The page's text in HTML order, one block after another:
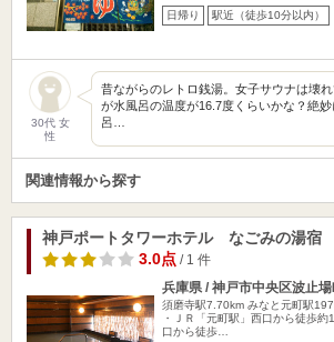
日帰り 駅近（徒歩10分以内）
30代 女
性
昔ながらのレトロ銭湯。女子サウナは壊
が水風呂の温度が16.7度くらいかな？絶
呂…
関連情報から探す
神戸ポートタワーホテル なごみの湯宿
3.0点/ 1 件
兵庫県 / 神戸市中央区波止
須磨寺駅7.70km みなと元町駅
・ＪＲ「元町駅」西口から徒歩
口から徒歩…